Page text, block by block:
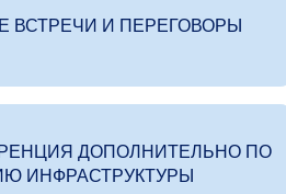
ВСТРЕЧИ И ПЕРЕГОВОРЫ
ДОПОЛНИТЕЛЬНО ПО
ИНФРАСТРУКТУРЫ